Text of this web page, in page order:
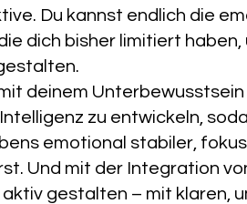
Du kannst endlich die
dich bisher limitiert haben,
deinem
zu entwickeln,
emotional stabiler,
Und mit der Integration
gestalten – mit klaren,